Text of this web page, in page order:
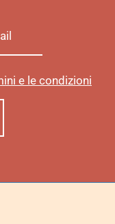
e le condizioni